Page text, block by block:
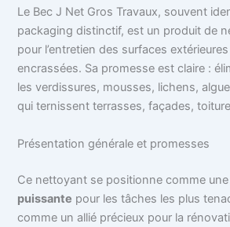
Le Bec J Net Gros Travaux, souvent
packaging distinctif, est un produit de
pour l’entretien des surfaces
encrassées. Sa promesse est claire :
les verdissures, mousses, lichens,
qui ternissent terrasses, façades,
Présentation générale et promesses
Ce nettoyant se positionne comme
puissante pour les tâches les plus
comme un allié précieux pour la